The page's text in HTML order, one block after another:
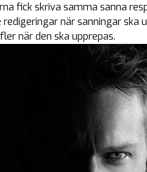
fick skriva samma sanna
när sanningar ska
när den ska upprepas.